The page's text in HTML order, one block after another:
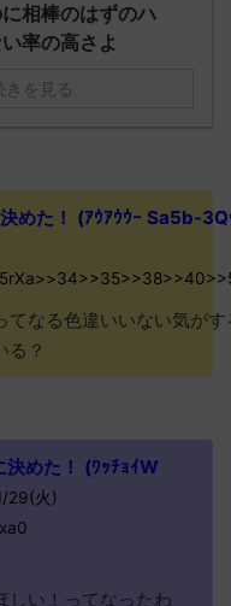
相棒のはずのハ
率の高さよ
きを見る
めた！ (ｱｳｱｳｳｰ Sa5b-
てなる色違いいない気が
る？
決めた！ (ﾜｯﾁｮｲW
29(火)
しい！ってなったわ